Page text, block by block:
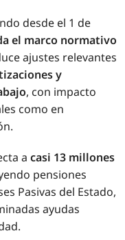
desde el 1 de
el marco normativo
ajustes relevantes
y
, con impacto
como en
a casi 13 millones
pensiones
Pasivas del Estado,
ayudas